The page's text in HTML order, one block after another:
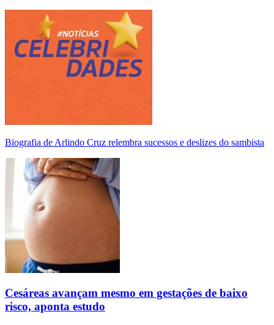
Biografia de Arlindo Cruz relembra sucessos e deslizes do sambista
Cesáreas avançam mesmo em gestações de baixo
risco, aponta estudo